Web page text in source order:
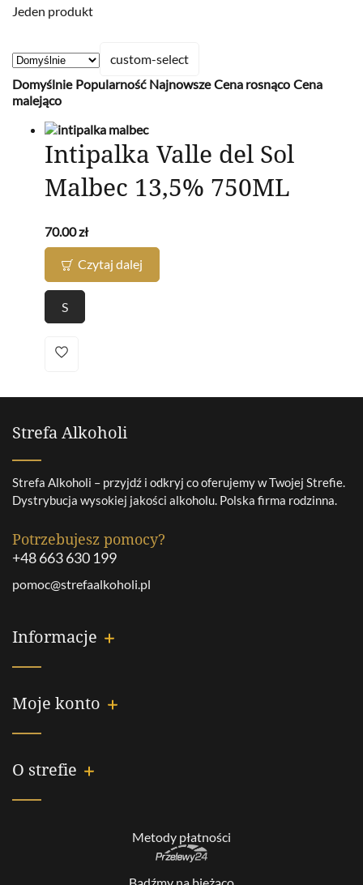
Jeden produkt
custom-select
Domyślnie Popularność Najnowsze Cena rosnąco Cena
malejąco
Intipalka Valle del Sol
Malbec 13,5% 750ML
70.00zł
Czytaj dalej
S
Strefa Alkoholi
Strefa Alkoholi – przyjdź i odkryj co oferujemy w Twojej Strefie.
Dystrybucja wysokiej jakości alkoholu. Polska firma rodzinna.
Potrzebujesz pomocy?
+48 663 630 199
pomoc@strefaalkoholi.pl
Informacje
Moje konto
O strefie
Metody płatności
Bądźmy na bieżąco